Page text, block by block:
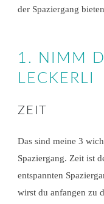
der Spaziergang
1. NIMM
LECKERLI
ZEIT
Das sind meine 3
Spaziergang. Zeit ist
entspannten
wirst du anfangen zu